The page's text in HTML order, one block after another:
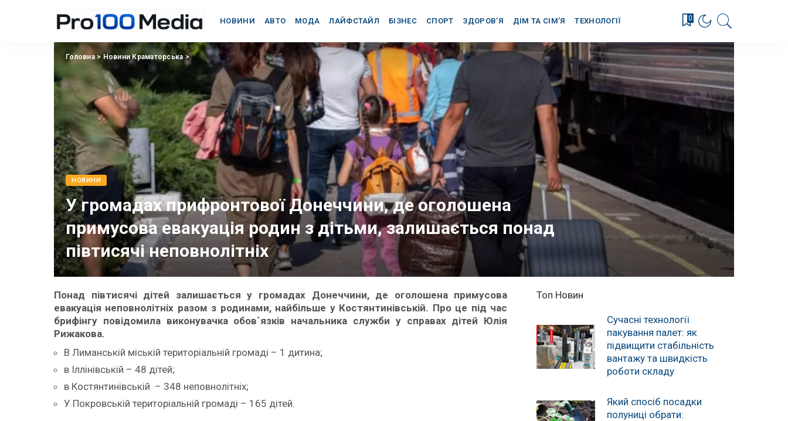
НОВИНИ АВТО МОДА ЛАЙФСТАЙЛ БІЗНЕС СПОРТ ЗДОРОВ’Я ДІМ ТА СІМ’Я ТЕХНОЛОГІЇ 0
Головна> Новини Краматорська >
НОВИНИ
У громадах прифронтової Донеччини, де оголошена
примусова евакуація родин з дітьми, залишається понад
півтисячі неповнолітніх
Понад півтисячі дітей залишається у громадах Донеччини, де оголошена примусова
евакуація неповнолітніх разом з родинами, найбільше у Костянтинівській. Про це під час
брифінгу повідомила виконувачка обов`язків начальника служби у справах дітей Юлія
Рижакова.
В Лиманській міській територіальній громаді – 1 дитина;
в Іллінівській – 48 дітей;
в Костянтинівській – 348 неповнолітніх;
У Покровській територіальній громаді – 165 дітей.
Топ Новин
Сучасні технології
пакування палет: як
підвищити стабільність
вантажу та швидкість
роботи складу
Який спосіб посадки
полуниці обрати: